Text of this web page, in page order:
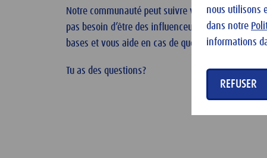
Notre communauté peut suivre votre projet via du
pas besoin d’être des influenceur.se.s
bases et vous aide en cas de questions afin que
Tu as des questions?
nous utilisons
dans notre
informations
REFUSER